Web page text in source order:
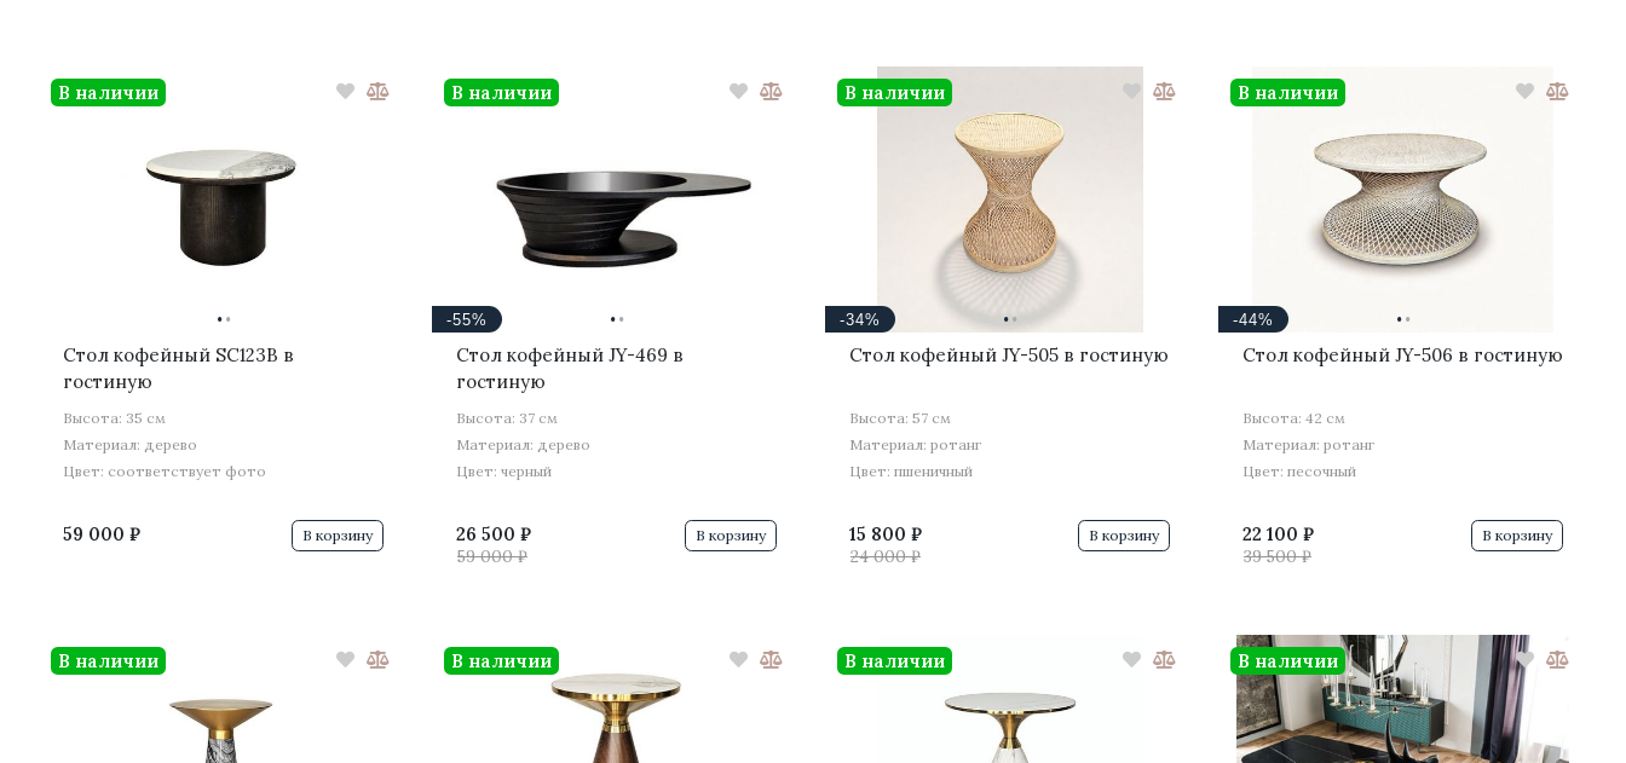
··
Стол кофейный SC123B в
гостиную
Высота: 35 см
Материал: дерево
Цвет: соответствует фото
59 000 ₽
В наличии
В корзину
··
-55%
Стол кофейный JY-469 в
гостиную
Высота: 37 см
Материал: дерево
Цвет: черный
26 500 ₽
59 000 ₽
В наличии
В корзину
··
-34%
Стол кофейный JY-505 в гостиную
Высота: 57 см
Материал: ротанг
Цвет: пшеничный
15 800 ₽
24 000 ₽
В наличии
В корзину
··
-44%
Стол кофейный JY-506 в гостиную
Высота: 42 см
Материал: ротанг
Цвет: песочный
22 100 ₽
39 500 ₽
В наличии
В корзину
В наличии В наличии В наличии В наличии